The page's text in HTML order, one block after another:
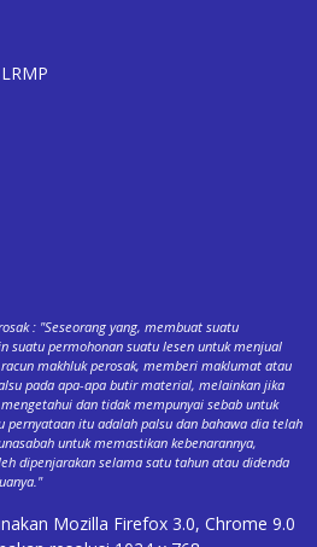
: "Seseorang yang, membuat suatu
suatu permohonan suatu lesen untuk menjual
makhluk perosak, memberi maklumat atau
pada apa-apa butir material, melainkan jika
dan tidak mempunyai sebab untuk
pernyataan itu adalah palsu dan bahawa dia telah
untuk memastikan kebenarannya,
dipenjarakan selama satu tahun atau didenda
Mozilla Firefox 3.0, Chrome 9.0